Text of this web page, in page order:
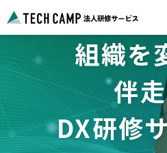
よくある
お知ら
事例紹介
コース
選ばれる
組織を
伴
DX研修